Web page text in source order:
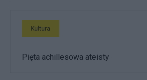
Kultura
Pięta achillesowa ateisty